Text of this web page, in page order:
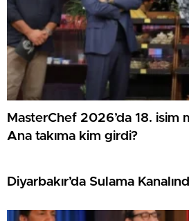
MasterChef 2026’da 18. isim
Ana takıma kim girdi?
Diyarbakır’da Sulama